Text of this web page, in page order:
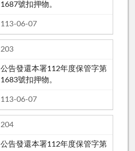
1687號扣押物。
113-06-07
203
公告發還本署112年度保管字第
1683號扣押物。
113-06-07
204
公告發還本署112年度保管字第